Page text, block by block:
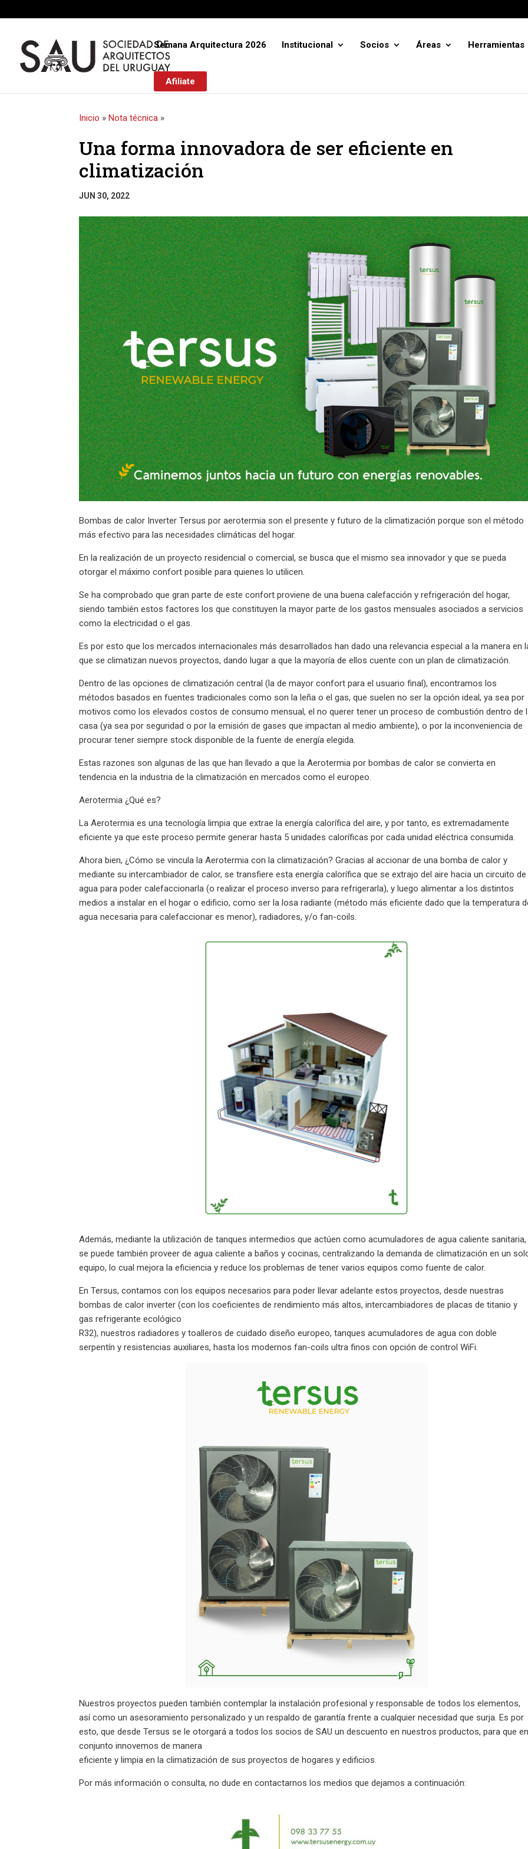
Semana Arquitectura 2026 Institucional Socios Áreas Herramientas
Afiliate
Inicio »Nota técnica »
Una forma innovadora de ser eficiente en
climatización
JUN 30, 2022
Bombas de calor Inverter Tersus por aerotermia son el presente y futuro de la climatización porque son el método
más efectivo para las necesidades climáticas del hogar.
En la realización de un proyecto residencial o comercial, se busca que el mismo sea innovador y que se pueda
otorgar el máximo confort posible para quienes lo utilicen.
Se ha comprobado que gran parte de este confort proviene de una buena calefacción y refrigeración del hogar,
siendo también estos factores los que constituyen la mayor parte de los gastos mensuales asociados a servicios
como la electricidad o el gas.
Es por esto que los mercados internacionales más desarrollados han dado una relevancia especial a la manera en
que se climatizan nuevos proyectos, dando lugar a que la mayoría de ellos cuente con un plan de climatización.
Dentro de las opciones de climatización central (la de mayor confort para el usuario final), encontramos los
métodos basados en fuentes tradicionales como son la leña o el gas, que suelen no ser la opción ideal, ya sea por
motivos como los elevados costos de consumo mensual, el no querer tener un proceso de combustión dentro de
casa (ya sea por seguridad o por la emisión de gases que impactan al medio ambiente), o por la inconveniencia de
procurar tener siempre stock disponible de la fuente de energía elegida.
Estas razones son algunas de las que han llevado a que la Aerotermia por bombas de calor se convierta en
tendencia en la industria de la climatización en mercados como el europeo.
Aerotermia ¿Qué es?
La Aerotermia es una tecnología limpia que extrae la energía calorífica del aire, y por tanto, es extremadamente
eficiente ya que este proceso permite generar hasta 5 unidades caloríficas por cada unidad eléctrica consumida.
Ahora bien, ¿Cómo se vincula la Aerotermia con la climatización? Gracias al accionar de una bomba de calor y
mediante su intercambiador de calor, se transfiere esta energía calorífica que se extrajo del aire hacia un circuito de
agua para poder calefaccionarla (o realizar el proceso inverso para refrigerarla), y luego alimentar a los distintos
medios a instalar en el hogar o edificio, como ser la losa radiante (método más eficiente dado que la temperatura
agua necesaria para calefaccionar es menor), radiadores, y/o fan-coils.
Además, mediante la utilización de tanques intermedios que actúen como acumuladores de agua caliente sanitaria,
se puede también proveer de agua caliente a baños y cocinas, centralizando la demanda de climatización en un
equipo, lo cual mejora la eficiencia y reduce los problemas de tener varios equipos como fuente de calor.
En Tersus, contamos con los equipos necesarios para poder llevar adelante estos proyectos, desde nuestras
bombas de calor inverter (con los coeficientes de rendimiento más altos, intercambiadores de placas de titanio y
gas refrigerante ecológico
R32), nuestros radiadores y toalleros de cuidado diseño europeo, tanques acumuladores de agua con doble
serpentín y resistencias auxiliares, hasta los modernos fan-coils ultra finos con opción de control WiFi.
Nuestros proyectos pueden también contemplar la instalación profesional y responsable de todos los elementos,
así como un asesoramiento personalizado y un respaldo de garantía frente a cualquier necesidad que surja. Es por
esto, que desde Tersus se le otorgará a todos los socios de SAU un descuento en nuestros productos, para que
conjunto innovemos de manera
eficiente y limpia en la climatización de sus proyectos de hogares y edificios.
Por más información o consulta, no dude en contactarnos los medios que dejamos a continuación: